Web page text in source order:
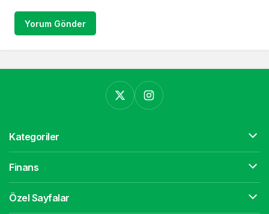
Yorum Gönder
Kategoriler
Finans
Özel Sayfalar